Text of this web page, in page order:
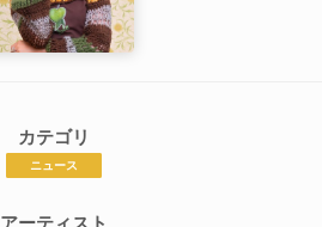
カテゴリ
ニュース